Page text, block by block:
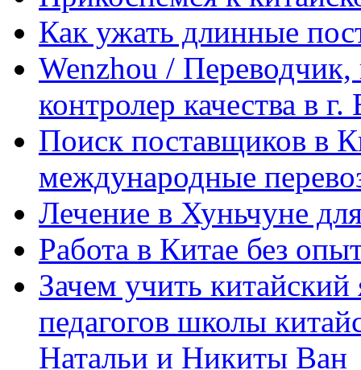
Как ужать длинные
Wenzhou / Переводчик,
контролер качества в
Поиск поставщиков в
международные
Лечение в Хуньчуне
Работа в Китае без
Зачем учить
педагогов школы
Натальи и Никиты Ван